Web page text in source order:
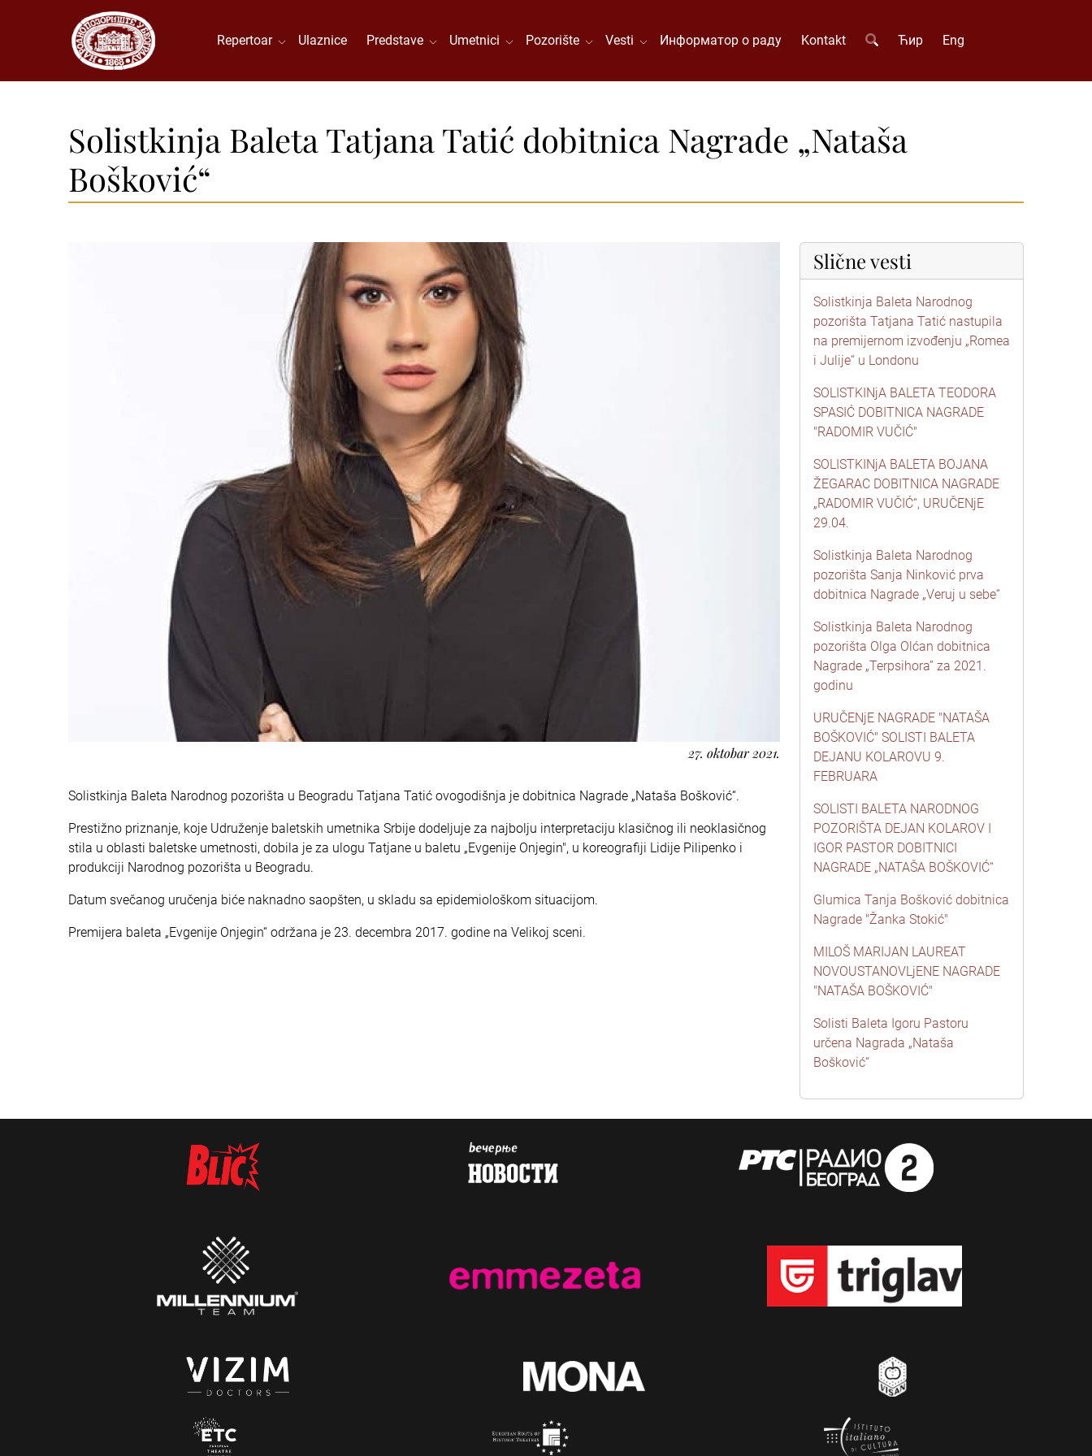
Repertoar Ulaznice Predstave Umetnici Pozorište Vesti Информатор о раду Kontakt Ћир Eng
Solistkinja Baleta Tatjana Tatić dobitnica Nagrade „Nataša
Bošković“
27. oktobar 2021.
Solistkinja Baleta Narodnog pozorišta u Beogradu Tatjana Tatić ovogodišnja je dobitnica Nagrade „Nataša Bošković“.
Prestižno priznanje, koje Udruženje baletskih umetnika Srbije dodeljuje za najbolju interpretaciju klasičnog ili neoklasičnog
stila u oblasti baletske umetnosti, dobila je za ulogu Tatjane u baletu „Evgenije Onjegin", u koreografiji Lidije Pilipenko i
produkciji Narodnog pozorišta u Beogradu.
Datum svečanog uručenja biće naknadno saopšten, u skladu sa epidemiološkom situacijom.
Premijera baleta „Evgenije Onjegin“ održana je 23. decembra 2017. godine na Velikoj sceni.
Slične vesti
Solistkinja Baleta Narodnog
pozorišta Tatjana Tatić nastupila
na premijernom izvođenju „Romea
i Julije“ u Londonu
SOLISTKINjA BALETA TEODORA
SPASIĆ DOBITNICA NAGRADE
"RADOMIR VUČIĆ"
SOLISTKINjA BALETA BOJANA
ŽEGARAC DOBITNICA NAGRADE
„RADOMIR VUČIĆ“, URUČENjE
29.04.
Solistkinja Baleta Narodnog
pozorišta Sanja Ninković prva
dobitnica Nagrade „Veruj u sebe“
Solistkinja Baleta Narodnog
pozorišta Olga Olćan dobitnica
Nagrade „Terpsihora” za 2021.
godinu
URUČENjE NAGRADE "NATAŠA
BOŠKOVIĆ" SOLISTI BALETA
DEJANU KOLAROVU 9.
FEBRUARA
SOLISTI BALETA NARODNOG
POZORIŠTA DEJAN KOLAROV I
IGOR PASTOR DOBITNICI
NAGRADE „NATAŠA BOŠKOVIĆ“
Glumica Tanja Bošković dobitnica
Nagrade "Žanka Stokić"
MILOŠ MARIJAN LAUREAT
NOVOUSTANOVLjENE NAGRADE
"NATAŠA BOŠKOVIĆ"
Solisti Baleta Igoru Pastoru
určena Nagrada „Nataša
Bošković“